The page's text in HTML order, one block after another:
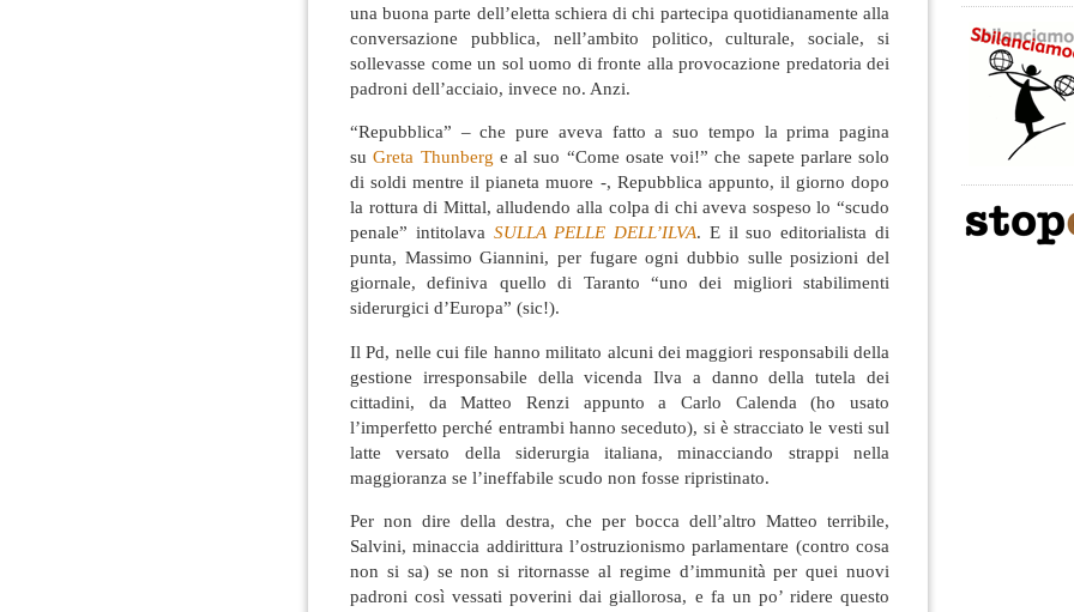
una buona parte dell’eletta schiera di chi partecipa quotidianamente alla
conversazione pubblica, nell’ambito politico, culturale, sociale, si
sollevasse come un sol uomo di fronte alla provocazione predatoria dei
padroni dell’acciaio, invece no. Anzi.
“Repubblica” – che pure aveva fatto a suo tempo la prima pagina
su Greta Thunberg e al suo “Come osate voi!” che sapete parlare solo
di soldi mentre il pianeta muore -, Repubblica appunto, il giorno dopo
la rottura di Mittal, alludendo alla colpa di chi aveva sospeso lo “scudo
penale” intitolava SULLA PELLE DELL’ILVA. E il suo editorialista di
punta, Massimo Giannini, per fugare ogni dubbio sulle posizioni del
giornale, definiva quello di Taranto “uno dei migliori stabilimenti
siderurgici d’Europa” (sic!).
Il Pd, nelle cui file hanno militato alcuni dei maggiori responsabili della
gestione irresponsabile della vicenda Ilva a danno della tutela dei
cittadini, da Matteo Renzi appunto a Carlo Calenda (ho usato
l’imperfetto perché entrambi hanno seceduto), si è stracciato le vesti sul
latte versato della siderurgia italiana, minacciando strappi nella
maggioranza se l’ineffabile scudo non fosse ripristinato.
Per non dire della destra, che per bocca dell’altro Matteo terribile,
Salvini, minaccia addirittura l’ostruzionismo parlamentare (contro cosa
non si sa) se non si ritornasse al regime d’immunità per quei nuovi
padroni così vessati poverini dai giallorosa, e fa un po’ ridere questo